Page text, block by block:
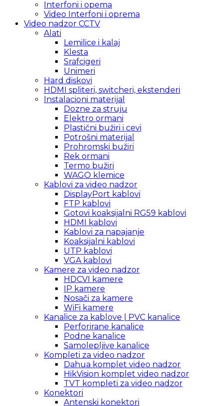
Interfoni i opema
Video Interfoni i oprema
Video nadzor CCTV
Alati
Lemilice i kalaj
Klesta
Srafcigeri
Unimeri
Hard diskovi
HDMI spliteri, switcheri, ekstenderi
Instalacioni materijal
Dozne za struju
Elektro ormani
Plastični bužiri i cevi
Potrošni materijal
Prohromski bužiri
Rek ormani
Termo bužiri
WAGO klemice
Kablovi za video nadzor
DisplayPort kablovi
FTP kablovi
Gotovi koaksijalni RG59 kablovi
HDMI kablovi
Kablovi za napajanje
Koaksijalni kablovi
UTP kablovi
VGA kablovi
Kamere za video nadzor
HDCVI kamere
IP kamere
Nosači za kamere
WiFi kamere
Kanalice za kablove | PVC kanalice
Perforirane kanalice
Podne kanalice
Samolepljive kanalice
Kompleti za video nadzor
Dahua komplet video nadzor
HikVision komplet video nadzor
TVT kompleti za video nadzor
Konektori
Antenski konektori